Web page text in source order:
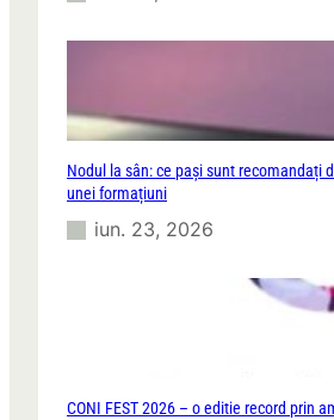
Nodul la sân: ce pași sunt recomandați
unei formațiuni
iun. 23, 2026
CONI FEST 2026 – o editie record prin